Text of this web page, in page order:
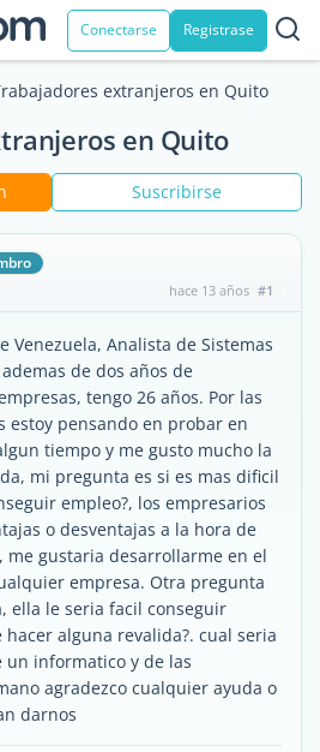
Conectarse Registrase
extranjeros en Quito
en Quito
Suscribirse
hace 13 años #1
Venezuela, Analista de Sistemas
de dos años de
tengo 26 años. Por las
estoy pensando en probar en
tiempo y me gusto mucho la
mi pregunta es si es mas dificil
empleo?, los empresarios
o desventajas a la hora de
me gustaria desarrollarme en el
empresa. Otra pregunta
ella le seria facil conseguir
alguna revalida?. cual seria
informatico y de las
agradezco cualquier ayuda o
darnos